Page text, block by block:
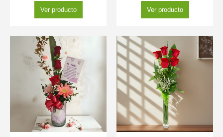
Ver producto Ver producto